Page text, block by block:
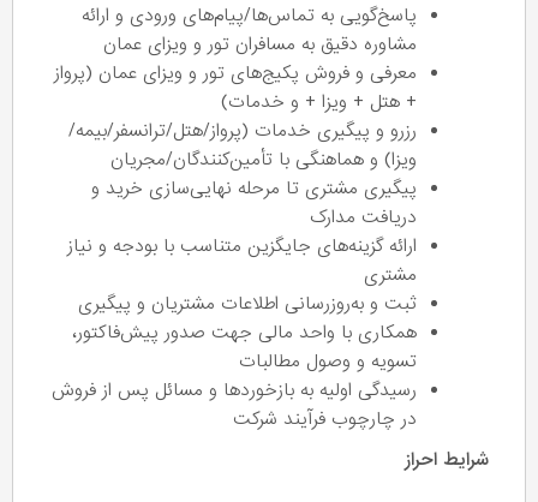
پاسخ‌گویی به تماس‌ها/پیام‌های ورودی و ارائه
مشاوره دقیق به مسافران تور و ویزای عمان
معرفی و فروش پکیج‌های تور و ویزای عمان (پرواز
+ هتل + ویزا + و خدمات)
رزرو و پیگیری خدمات (پرواز/هتل/ترانسفر/بیمه/
ویزا) و هماهنگی با تأمین‌کنندگان/مجریان
پیگیری مشتری تا مرحله نهایی‌سازی خرید و
دریافت مدارک
ارائه گزینه‌های جایگزین متناسب با بودجه و نیاز
مشتری
ثبت و به‌روزرسانی اطلاعات مشتریان و پیگیری‌
همکاری با واحد مالی جهت صدور پیش‌فاکتور،
تسویه و وصول مطالبات
رسیدگی اولیه به بازخوردها و مسائل پس از فروش
در چارچوب فرآیند شرکت
شرایط احراز